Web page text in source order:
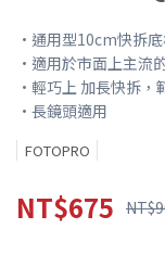
•通用型10cm快拆
•適用於市面上主流
•輕巧上 加長快拆，
•長鏡頭適用
FOTOPRO
NT$675